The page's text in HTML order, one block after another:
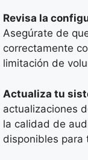
Revisa la
Asegúrate de
correctamente
limitación de
Actualiza tu
actualizaciones
la calidad de
disponibles para